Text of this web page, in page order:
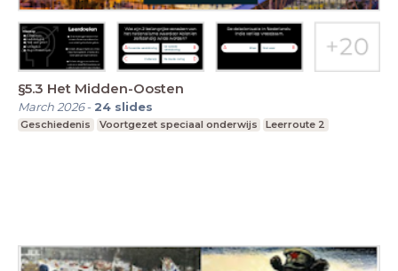
§5.3 Het Midden-Oosten
March 2026- 24 slides
Geschiedenis Voortgezet speciaal onderwijs Leerroute 2